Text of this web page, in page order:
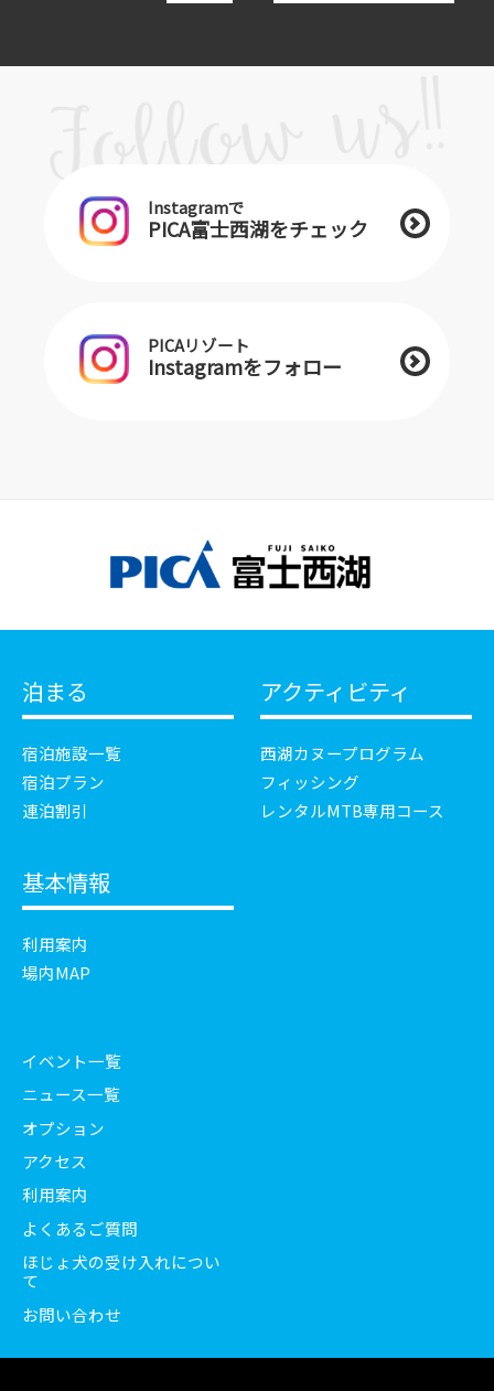
Instagramで
PICA富士西湖をチェック
PICAリゾート
Instagramをフォロー
泊まる
宿泊施設一覧
宿泊プラン
連泊割引
アクティビティ
西湖カヌープログラム
フィッシング
レンタルMTB専用コース
基本情報
利用案内
場内MAP
イベント一覧
ニュース一覧
オプション
アクセス
利用案内
よくあるご質問
ほじょ犬の受け入れについ
て
お問い合わせ